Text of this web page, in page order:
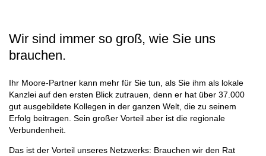
Spezialkenntnisse
KARRIERE
Wir sind immer so groß, wie Sie uns
brauchen.
Ihr Moore-Partner kann mehr für Sie tun, als Sie ihm als lokale
Kanzlei auf den ersten Blick zutrauen, denn er hat über 37.000
gut ausgebildete Kollegen in der ganzen Welt, die zu seinem
Erfolg beitragen. Sein großer Vorteil aber ist die regionale
Verbundenheit.
Das ist der Vorteil unseres Netzwerks: Brauchen wir den Rat